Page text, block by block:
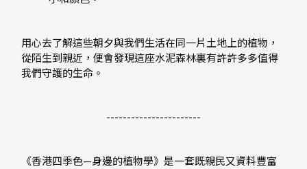
用心去了解這些朝夕與我們生活在同一片土地上的植物，
從陌生到親近，便會發現這座水泥森林裏有許許多多值得
我們守護的生命。
-----------------------
《香港四季色—身邊的植物學》是一套既親民又資料豐富